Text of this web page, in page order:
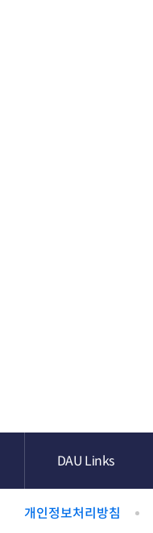
개인정보처리방침
DAU Links